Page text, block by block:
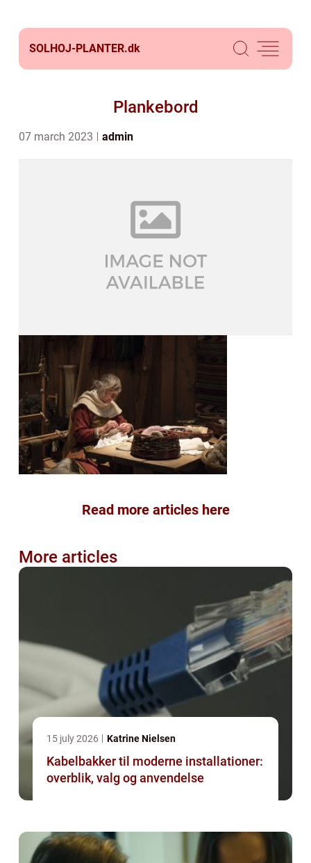
SOLHOJ-PLANTER.dk
Plankebord
07 march 2023 admin
Read more articles here
More articles
15 july 2026 Katrine Nielsen
Kabelbakker til moderne installationer:
overblik, valg og anvendelse